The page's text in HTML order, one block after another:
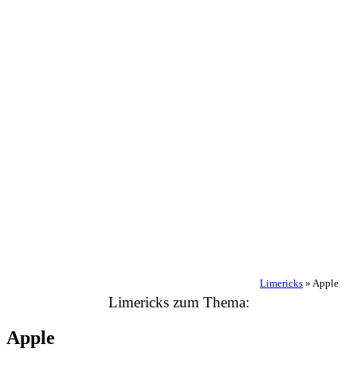
Limericks » Apple
Limericks zum Thema:
Apple